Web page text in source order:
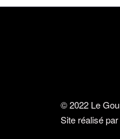
© 2022 Le
Site réalisé